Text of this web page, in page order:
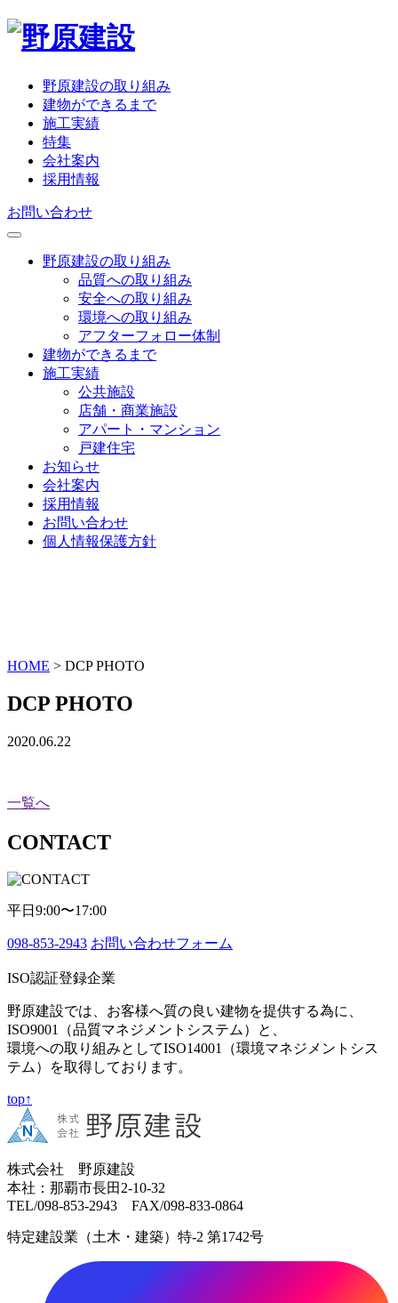
野原建設の取り組み
建物ができるまで
施工実績
特集
会社案内
採用情報
お問い合わせ
野原建設の取り組み
品質への取り組み
安全への取り組み
環境への取り組み
アフターフォロー体制
建物ができるまで
施工実績
公共施設
店舗・商業施設
アパート・マンション
戸建住宅
お知らせ
会社案内
採用情報
お問い合わせ
個人情報保護方針
HOME > DCP PHOTO
DCP PHOTO
2020.06.22
一覧へ
CONTACT
平日9:00〜17:00
098-853-2943 お問い合わせフォーム
ISO認証登録企業
野原建設では、お客様へ質の良い建物を提供する為に、
ISO9001（品質マネジメントシステム）と、
環境への取り組みとしてISO14001（環境マネジメントシス
テム）を取得しております。
top↑
株式会社 野原建設
本社：那覇市長田2-10-32
TEL/098-853-2943 FAX/098-833-0864
特定建設業（土木・建築）特-2 第1742号